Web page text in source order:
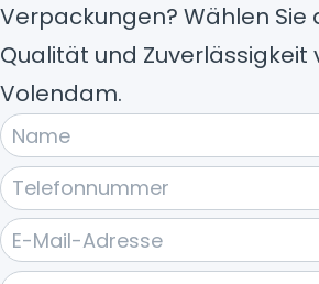
Verpackungen? Wählen Sie
Qualität und Zuverlässigkeit
Volendam.